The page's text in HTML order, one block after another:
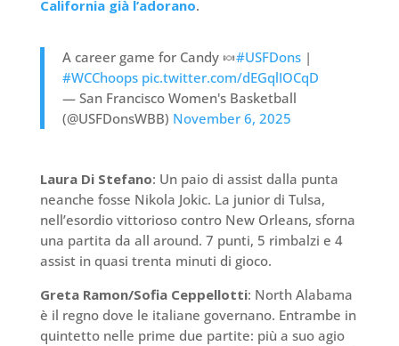
California già l’adorano.
A career game for Candy 🍬#USFDons|
#WCChoops pic.twitter.com/dEGqlIOCqD
— San Francisco Women's Basketball
(@USFDonsWBB) November 6, 2025
Laura Di Stefano: Un paio di assist dalla punta
neanche fosse Nikola Jokic. La junior di Tulsa,
nell’esordio vittorioso contro New Orleans, sforna
una partita da all around. 7 punti, 5 rimbalzi e 4
assist in quasi trenta minuti di gioco.
Greta Ramon/Sofia Ceppellotti: North Alabama
è il regno dove le italiane governano. Entrambe in
quintetto nelle prime due partite: più a suo agio